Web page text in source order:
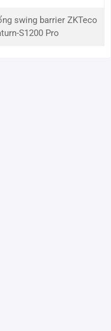
kiếm chính xác , Tìm kiếm
lại, Phát nhanh , Phát chậm
trước , Toàn màn hình,
swing barrier ZKTeco
S1200 Pro